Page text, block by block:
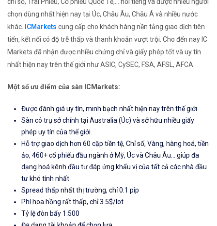
chỉ số, Trái Phiếu, Cổ phiếu Quốc Tế,... nổi tiếng và được nhiều người
chọn dùng nhất hiện nay tại Úc, Châu Âu, Châu Á và nhiều nước
khác. ICMarkets cung cấp cho khách hàng nền tảng giao dịch tiên
tiến, kết nối có độ trễ thấp và thanh khoản vượt trội. Cho đến nay IC
Markets đã nhận được nhiều chứng chỉ và giấy phép tốt và uy tín
nhất hiện nay trên thế giới như ASIC, CySEC, FSA, AFSL, AFCA.
Một số ưu điểm của sàn ICMarkets:
Được đánh giá uy tín, minh bạch nhất hiện nay trên thế giới
Sàn có trụ sở chính tại Australia (Úc) và sở hữu nhiều giấy
phép uy tín của thế giới.
Hỗ trợ giao dịch hơn 60 cặp tiền tệ, Chỉ số, Vàng, hàng hoá, tiền
ảo, 460+ cổ phiếu đầu ngành ở Mỹ, Úc và Châu Âu... giúp đa
dạng hoá kênh đầu tư đáp ứng khẩu vị của tất cả các nhà đầu
tư khó tính nhất
Spread thấp nhất thị trường, chỉ 0.1 pip
Phí hoa hồng rất thấp, chỉ 3.5$/lot
Tỷ lệ đòn bẩy 1:500